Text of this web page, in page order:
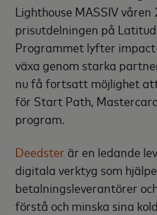
Lighthouse MASSIV våren
prisutdelningen på
Programmet lyfter
växa genom starka
nu få fortsatt möjlighet
för Start Path,
program.
Deedster är en ledande
digitala verktyg som
betalningsleverantörer
förstå och minska sina